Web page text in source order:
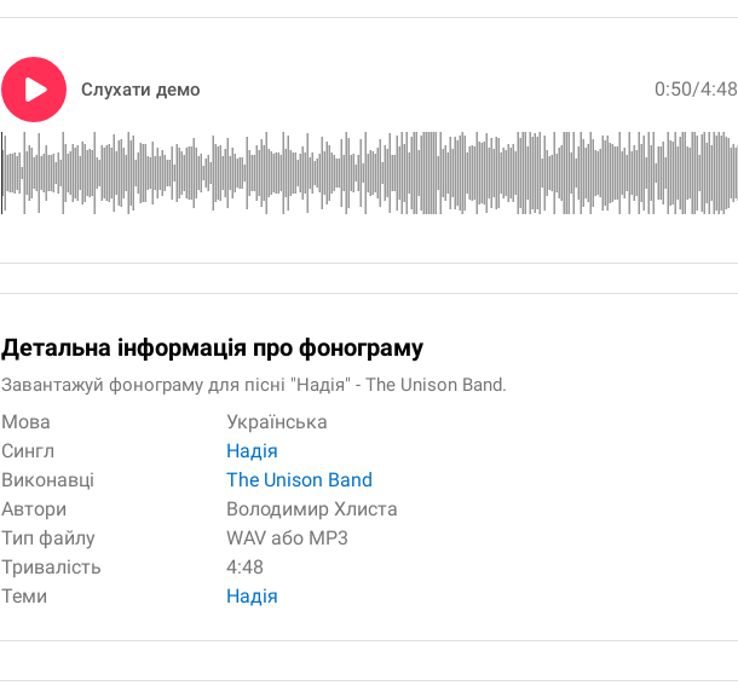
0:50/4:48
Слухати демо
Детальна інформація про фонограму
Завантажуй фонограму для пісні "Надія" - The Unison Band.
Мова
Українська
Сингл
Надія
Виконавці
The Unison Band
Автори
Володимир Хлиста
Тип файлу
WAV або MP3
Тривалість
4:48
Теми
Надія